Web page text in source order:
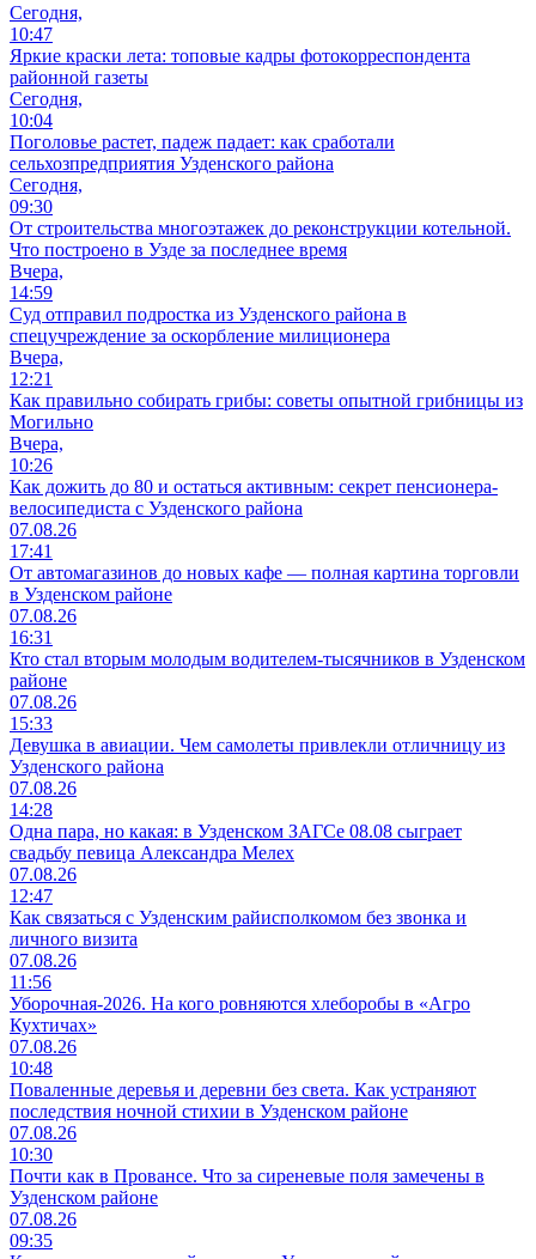
Сегодня,
10:47
Яркие краски лета: топовые кадры фотокорреспондента
районной газеты
Сегодня,
10:04
Поголовье растет, падеж падает: как сработали
сельхозпредприятия Узденского района
Сегодня,
09:30
От строительства многоэтажек до реконструкции котельной.
Что построено в Узде за последнее время
Вчера,
14:59
Суд отправил подростка из Узденского района в
спецучреждение за оскорбление милиционера
Вчера,
12:21
Как правильно собирать грибы: советы опытной грибницы из
Могильно
Вчера,
10:26
Как дожить до 80 и остаться активным: секрет пенсионера-
велосипедиста с Узденского района
07.08.26
17:41
От автомагазинов до новых кафе — полная картина торговли
в Узденском районе
07.08.26
16:31
Кто стал вторым молодым водителем-тысячников в Узденском
районе
07.08.26
15:33
Девушка в авиации. Чем самолеты привлекли отличницу из
Узденского района
07.08.26
14:28
Одна пара, но какая: в Узденском ЗАГСе 08.08 сыграет
свадьбу певица Александра Мелех
07.08.26
12:47
Как связаться с Узденским райисполкомом без звонка и
личного визита
07.08.26
11:56
Уборочная-2026. На кого ровняются хлеборобы в «Агро
Кухтичах»
07.08.26
10:48
Поваленные деревья и деревни без света. Как устраняют
последствия ночной стихии в Узденском районе
07.08.26
10:30
Почти как в Провансе. Что за сиреневые поля замечены в
Узденском районе
07.08.26
09:35